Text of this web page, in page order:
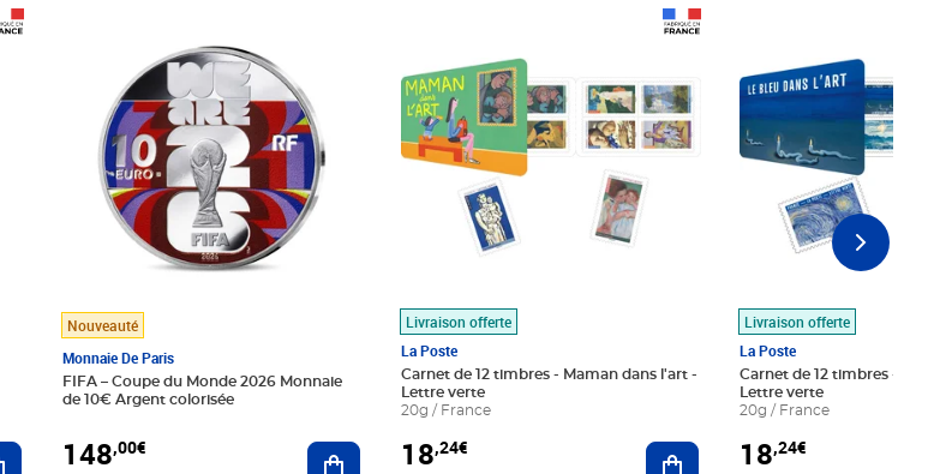
Ajouter au panier
Nouveauté
Monnaie De Paris
FIFA – Coupe du Monde 2026 Monnaie
de 10€ Argent colorisée
148,00€ Ajouter au panier
Livraison offerte
La Poste
Carnet de 12 timbres - Maman dans l'art -
Lettre verte
20g / France
18,24€ Ajouter au panier
Livraison offerte
La Poste
Carnet de 12 timbres - Le
Lettre verte
20g / France
18,24€